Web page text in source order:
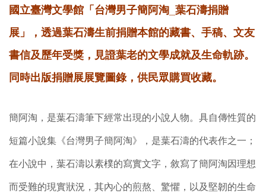
國立臺灣文學館「台灣男子簡阿淘_葉石濤捐贈
展」，透過葉石濤生前捐贈本館的藏書、手稿、文友
書信及歷年受獎，見證葉老的文學成就及生命軌跡。
同時出版捐贈展展覽圖錄，供民眾購買收藏。
簡阿淘，是葉石濤筆下經常出現的小說人物。具自傳性質的
短篇小說集《台灣男子簡阿淘》，是葉石濤的代表作之一；
在小說中，葉石濤以素樸的寫實文字，敘寫了簡阿淘因理想
而受難的現實狀況，其內心的煎熬、驚懼，以及堅韌的生命